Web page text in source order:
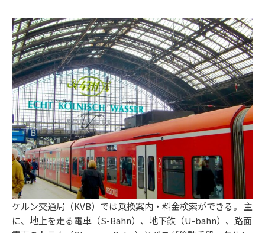
ケルン交通局 （KVB）では乗換案内・料金検索ができる。 主
に、地上を走る電車（S-Bahn）、地下鉄（U-bahn）、路面